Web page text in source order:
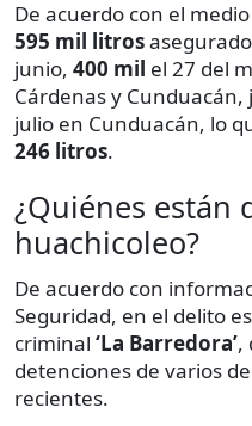
De acuerdo con el medio
595 mil litros
junio, 400 mil el 27 del
Cárdenas y Cunduacán,
julio en Cunduacán, lo
246 litros.
¿Quiénes están
huachicoleo?
De acuerdo con
Seguridad, en el delito
criminal ‘La Barredora’,
detenciones de varios
recientes.